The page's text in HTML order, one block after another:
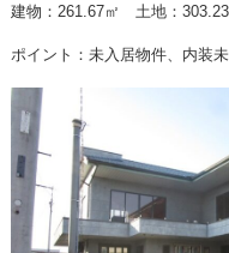
建物：261.67㎡ 土地：
ポイント：未入居物件、内装